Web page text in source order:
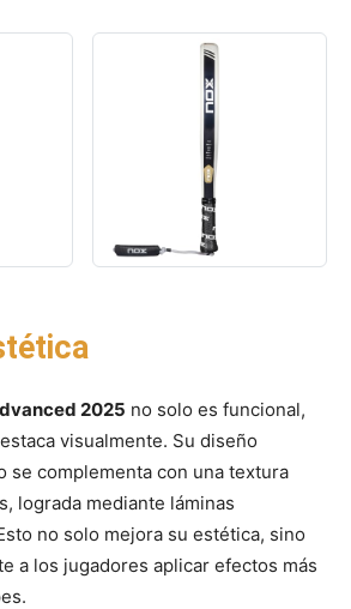
2025 no solo es funcional,
visualmente. Su diseño
se complementa con una textura
lograda mediante láminas
no solo mejora su estética, sino
a los jugadores aplicar efectos más